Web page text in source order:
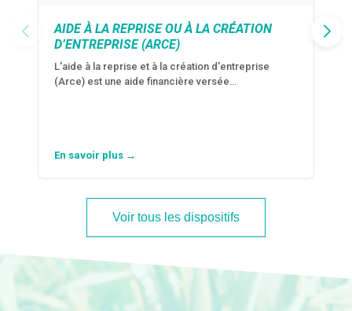
AIDE À LA REPRISE OU À LA CRÉATION
D’ENTREPRISE (ARCE)
L'aide à la reprise et à la création d'entreprise
(Arce) est une aide financière versée…
En savoir plus →
Voir tous les dispositifs